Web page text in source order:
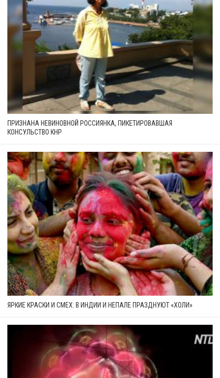
ПРИЗНАНА НЕВИНОВНОЙ РОССИЯНКА, ПИКЕТИРОВАВШАЯ
КОНСУЛЬСТВО КНР
ЯРКИЕ КРАСКИ И СМЕХ: В ИНДИИ И НЕПАЛЕ ПРАЗДНУЮТ «ХОЛИ»